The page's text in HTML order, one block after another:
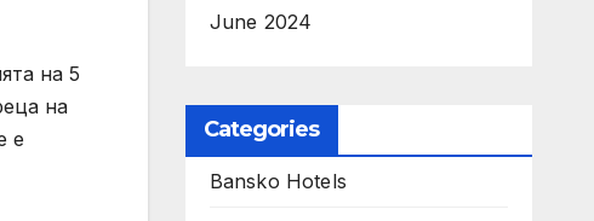
на 5
на
е
June 2024
Categories
Bansko Hotels